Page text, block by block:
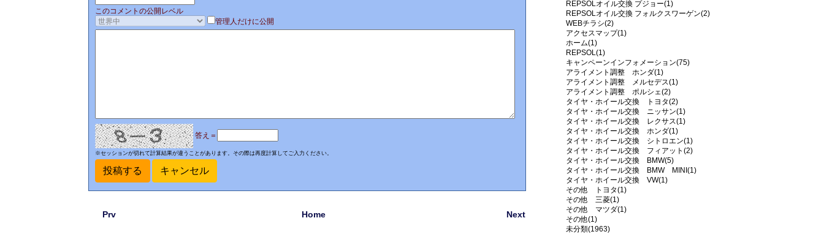
このコメントの公開レベル
管理人だけに公開
答え＝
※セッションが切れて計算結果が違うことがあります。その際は再度計算してご入力ください。
Prv Next
Home
REPSOLオイル交換 プジョー(1)
REPSOLオイル交換 フォルクスワーゲン(2)
WEBチラシ(2)
アクセスマップ(1)
ホーム(1)
REPSOL(1)
キャンペーンインフォメーション(75)
アライメント調整 ホンダ(1)
アライメント調整 メルセデス(1)
アライメント調整 ポルシェ(2)
タイヤ・ホイール交換 トヨタ(2)
タイヤ・ホイール交換 ニッサン(1)
タイヤ・ホイール交換 レクサス(1)
タイヤ・ホイール交換 ホンダ(1)
タイヤ・ホイール交換 シトロエン(1)
タイヤ・ホイール交換 フィアット(2)
タイヤ・ホイール交換 BMW(5)
タイヤ・ホイール交換 BMW MINI(1)
タイヤ・ホイール交換 VW(1)
その他 トヨタ(1)
その他 三菱(1)
その他 マツダ(1)
その他(1)
未分類(1963)